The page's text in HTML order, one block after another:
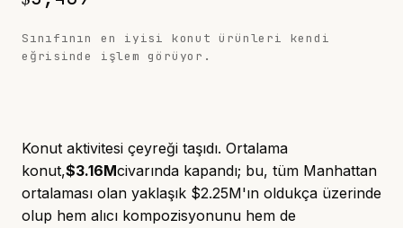
Sınıfının en iyisi konut ürünleri kendi
eğrisinde işlem görüyor.
Konut aktivitesi çeyreği taşıdı. Ortalama
konut,$3.16Mcivarında kapandı; bu, tüm Manhattan
ortalaması olan yaklaşık $2.25M'ın oldukça üzerinde
olup hem alıcı kompozisyonunu hem de